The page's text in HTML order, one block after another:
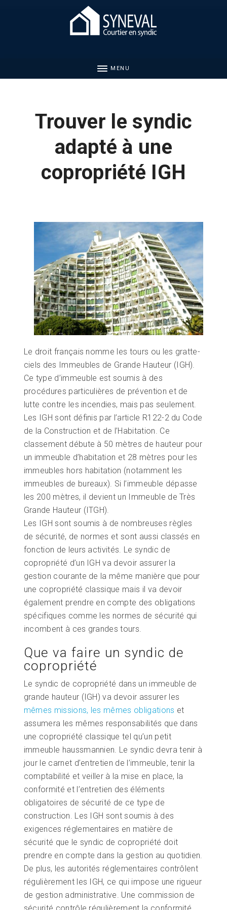
MENU
Trouver le syndic
adapté à une
copropriété IGH
Le droit français nomme les tours ou les gratte-
ciels des Immeubles de Grande Hauteur (IGH).
Ce type d’immeuble est soumis à des
procédures particulières de prévention et de
lutte contre les incendies, mais pas seulement.
Les IGH sont définis par l’article R122-2 du Code
de la Construction et de l’Habitation. Ce
classement débute à 50 mètres de hauteur pour
un immeuble d’habitation et 28 mètres pour les
immeubles hors habitation (notamment les
immeubles de bureaux). Si l’immeuble dépasse
les 200 mètres, il devient un Immeuble de Très
Grande Hauteur (ITGH).
Les IGH sont soumis à de nombreuses règles
de sécurité, de normes et sont aussi classés en
fonction de leurs activités. Le syndic de
copropriété d’un IGH va devoir assurer la
gestion courante de la même manière que pour
une copropriété classique mais il va devoir
également prendre en compte des obligations
spécifiques comme les normes de sécurité qui
incombent à ces grandes tours.
Que va faire un syndic de
copropriété
Le syndic de copropriété dans un immeuble de
grande hauteur (IGH) va devoir assurer les
mêmes missions, les mêmes obligations et
assumera les mêmes responsabilités que dans
une copropriété classique tel qu’un petit
immeuble haussmannien. Le syndic devra tenir à
jour le carnet d’entretien de l’immeuble, tenir la
comptabilité et veiller à la mise en place, la
conformité et l’entretien des éléments
obligatoires de sécurité de ce type de
construction. Les IGH sont soumis à des
exigences réglementaires en matière de
sécurité que le syndic de copropriété doit
prendre en compte dans la gestion au quotidien.
De plus, les autorités réglementaires contrôlent
régulièrement les IGH, ce qui impose une rigueur
de gestion administrative. Une commission de